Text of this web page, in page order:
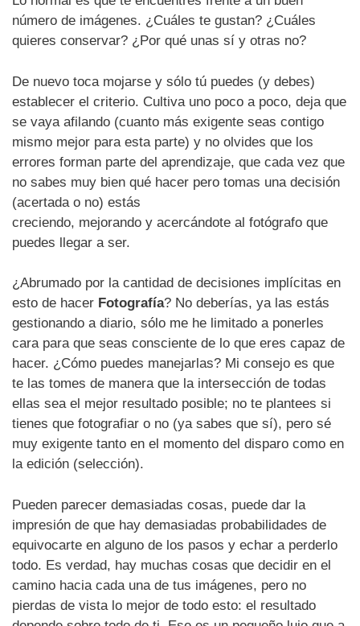
número de imágenes. ¿Cuáles te gustan? ¿Cuáles
quieres conservar? ¿Por qué unas sí y otras no?
De nuevo toca mojarse y sólo tú puedes (y debes)
establecer el criterio. Cultiva uno poco a poco, deja que
se vaya afilando (cuanto más exigente seas contigo
mismo mejor para esta parte) y no olvides que los
errores forman parte del aprendizaje, que cada vez que
no sabes muy bien qué hacer pero tomas una decisión
(acertada o no) estás
creciendo, mejorando y acercándote al fotógrafo que
puedes llegar a ser.
¿Abrumado por la cantidad de decisiones implícitas en
esto de hacer Fotografía? No deberías, ya las estás
gestionando a diario, sólo me he limitado a ponerles
cara para que seas consciente de lo que eres capaz de
hacer. ¿Cómo puedes manejarlas? Mi consejo es que
te las tomes de manera que la intersección de todas
ellas sea el mejor resultado posible; no te plantees si
tienes que fotografiar o no (ya sabes que sí), pero sé
muy exigente tanto en el momento del disparo como en
la edición (selección).
Pueden parecer demasiadas cosas, puede dar la
impresión de que hay demasiadas probabilidades de
equivocarte en alguno de los pasos y echar a perderlo
todo. Es verdad, hay muchas cosas que decidir en el
camino hacia cada una de tus imágenes, pero no
pierdas de vista lo mejor de todo esto: el resultado